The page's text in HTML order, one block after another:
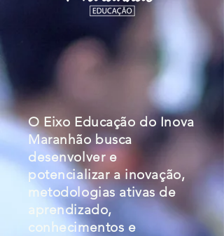
O Eixo Educação do Inova
Maranhão busca
desenvolver e
potencializar a inovação,
metodologias ativas de
aprendizado,
conhecimentos e